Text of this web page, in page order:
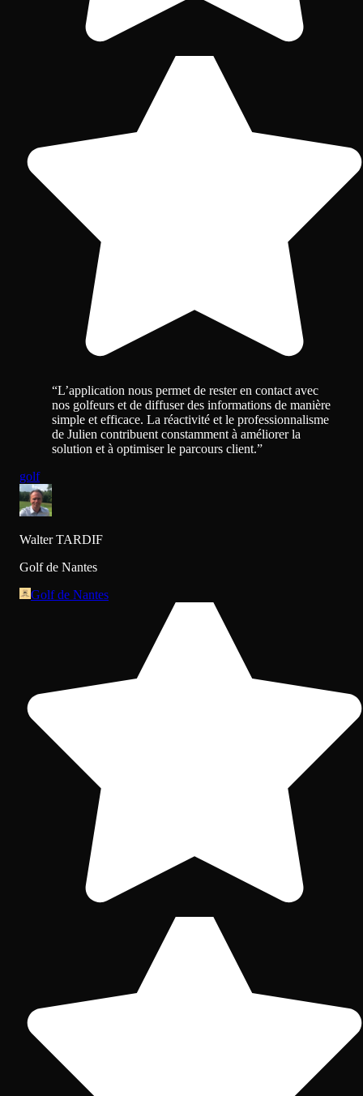
“L’application nous permet de rester en contact avec
nos golfeurs et de diffuser des informations de manière
simple et efficace. La réactivité et le professionnalisme
de Julien contribuent constamment à améliorer la
solution et à optimiser le parcours client.”
golf
Walter TARDIF
Golf de Nantes
Golf de Nantes